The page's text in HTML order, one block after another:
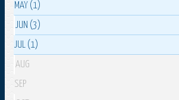
MAY (1)
JUN (3)
JUL (1)
AUG
SEP